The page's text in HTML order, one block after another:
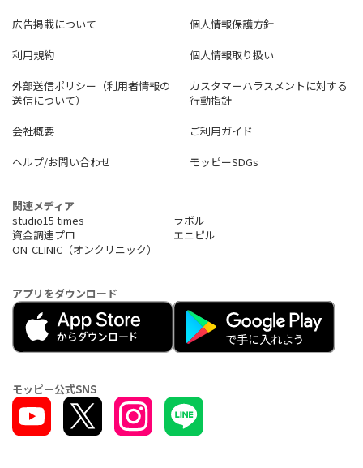
広告掲載について
個人情報保護方針
利用規約
個人情報取り扱い
外部送信ポリシー（利用者情報の
送信について）
カスタマーハラスメントに対する
行動指針
会社概要
ご利用ガイド
ヘルプ/お問い合わせ
モッピーSDGs
関連メディア
studio15 times
ラボル
資金調達プロ
エニピル
ON-CLINIC（オンクリニック）
アプリをダウンロード
モッピー公式SNS